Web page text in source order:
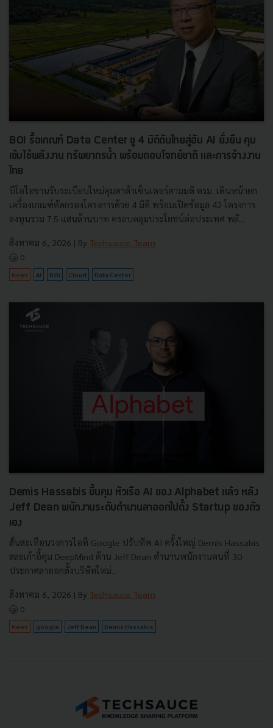
BOI รื้อเกณฑ์ Data Center ชู 4 มิติดันไทยสู่ฮับ AI ยั่งยืน คุม
เข้มใช้พลังงาน ทรัพยากรน้ำ พร้อมตอบโจทย์ชาติ และการจ้างงาน
ไทย
บีโอไอขานรับระเบียบใหม่คุมดาต้าเซ็นเตอร์ตามมติ ครม. เดินหน้ายก
เครื่องเกณฑ์คัดกรองโครงการด้วย 4 มิติ พร้อมเปิดข้อมูล 42 โครงการ
ลงทุนรวม 7.5 แสนล้านบาท ครอบคลุมประโยชน์ต่อประเทศ พลั...
สิงหาคม 6, 2026 | By Techsauce Team
0
News AI BOI Cloud Data Center
Demis Hassabis ขึ้นคุม หัวเรือ AI ของ Alphabet แล้ว หลัง
Jeff Dean พนักงานระดับตำนานลาออกไปตั้ง Startup ของตัว
เอง
สั่นสะเทือนวงการไอที Google ปรับทัพ AI ครั้งใหญ่ Demis Hassabis
สละเก้าอี้คุม DeepMind ด้าน Jeff Dean ตำนานพนักงานคนที่ 30
ประกาศลาออกตั้งบริษัทใหม่...
สิงหาคม 6, 2026 | By Techsauce Team
0
News google Jeff Dean Demis Hassabis